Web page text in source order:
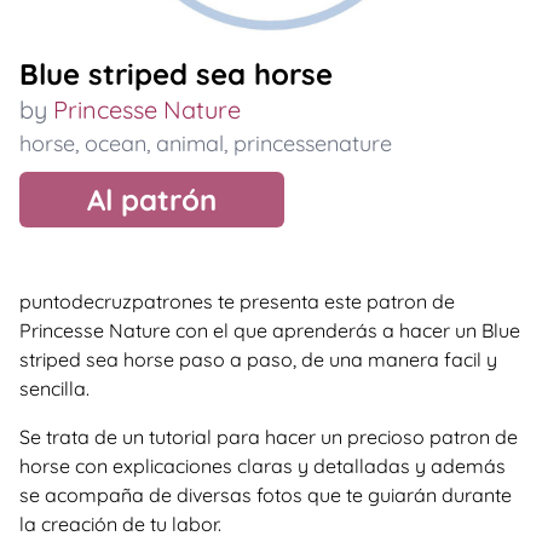
Blue striped sea horse
by Princesse Nature
horse, ocean, animal, princessenature
Al patrón
puntodecruzpatrones te presenta este patron de
Princesse Nature con el que aprenderás a hacer un Blue
striped sea horse paso a paso, de una manera facil y
sencilla.
Se trata de un tutorial para hacer un precioso patron de
horse con explicaciones claras y detalladas y además
se acompaña de diversas fotos que te guiarán durante
la creación de tu labor.